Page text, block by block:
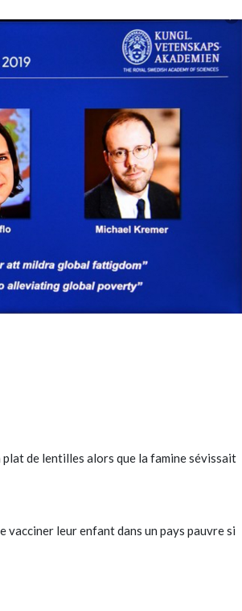
plat de lentilles alors que la famine sévissait
leur enfant dans un pays pauvre si